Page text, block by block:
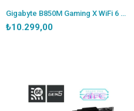
Gigabyte B850M Gaming X WiFi 6 DDR5 AM5 Micro-ATX Anakart
₺10.299,00